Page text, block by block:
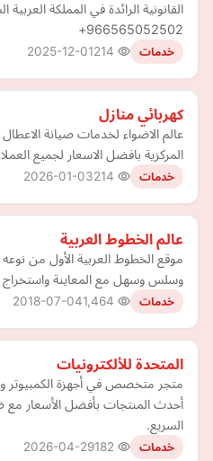
القانونية الرائدة في المملكة
966565052502+
خدمات 2025-12-01
كهربائي منازل
عالم الاضواء لخدمات صيانة الاعطال
المركزية بافضل الاسعار لجميع
خدمات 2026-01-03
عالم الخطوط العربية
موقع الخطوط العربية الأول من
وسلس وسهل مع المعاينة واستخراج
خدمات 2018-07-04
المتحدة للألكترونيات
متجر متخصص في أجهزة الكمبيوتر
أحدث المنتجات بأفضل الأسعار
السريع.
خدمات 2026-04-29